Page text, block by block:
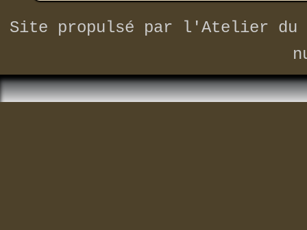
Site propulsé par
l'Atelier du